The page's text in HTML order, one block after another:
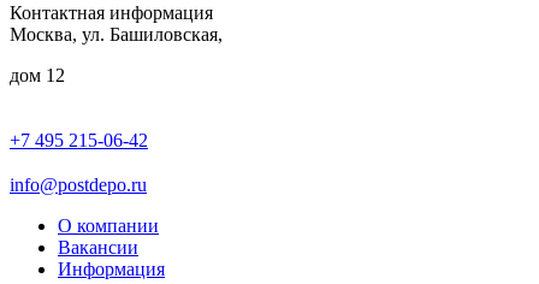
Контактная информация
Москва, ул. Башиловская,
дом 12
+7 495 215-06-42
info@postdepo.ru
О компании
Вакансии
Информация